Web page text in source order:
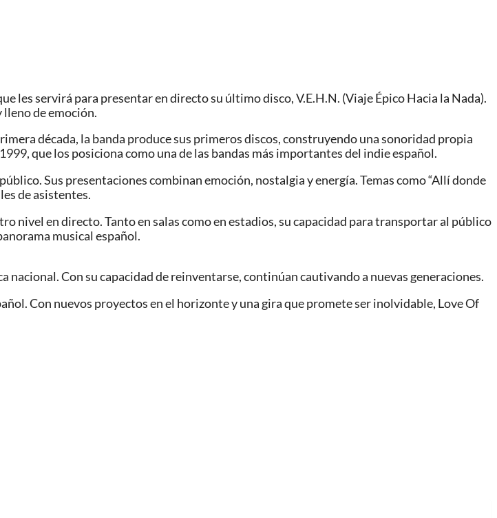
les servirá para presentar en directo su último disco, V.E.H.N. (Viaje Épico Hacia la Nada).
lleno de emoción.
década, la banda produce sus primeros discos, construyendo una sonoridad propia
que los posiciona como una de las bandas más importantes del indie español.
Sus presentaciones combinan emoción, nostalgia y energía. Temas como “Allí donde
de asistentes.
nivel en directo. Tanto en salas como en estadios, su capacidad para transportar al público
musical español.
nacional. Con su capacidad de reinventarse, continúan cautivando a nuevas generaciones.
Con nuevos proyectos en el horizonte y una gira que promete ser inolvidable, Love Of